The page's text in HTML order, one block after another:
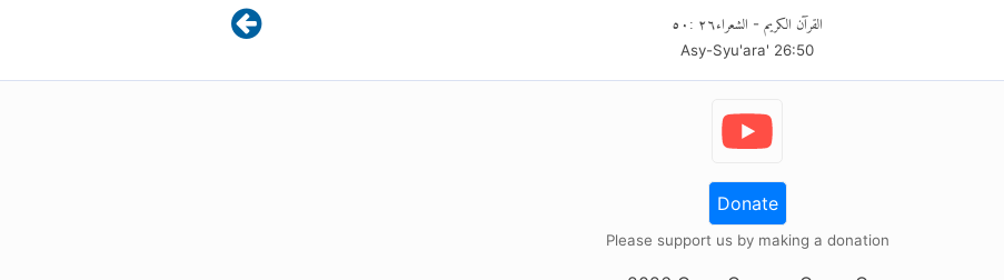
القرآن الكريم - الشعراء٢٦:٥٠
Asy-Syu'ara' 26:50
Donate
Please support us by making a donation